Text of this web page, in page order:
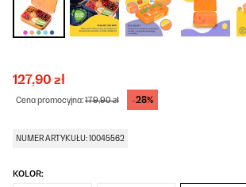
127,90 zł
Cena promocyjna:179,90 zł -28%
NUMER ARTYKUŁU: 10045562
KOLOR: